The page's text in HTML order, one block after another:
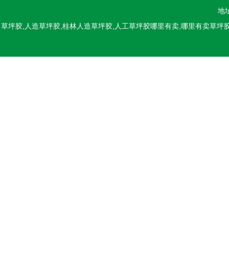
地
草坪胶,人造草坪胶,桂林人造草坪胶,人工草坪胶哪里有卖,哪里有卖草